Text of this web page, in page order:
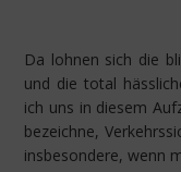
Da lohnen sich die
und die total
ich uns in diesem
bezeichne,
insbesondere, wenn